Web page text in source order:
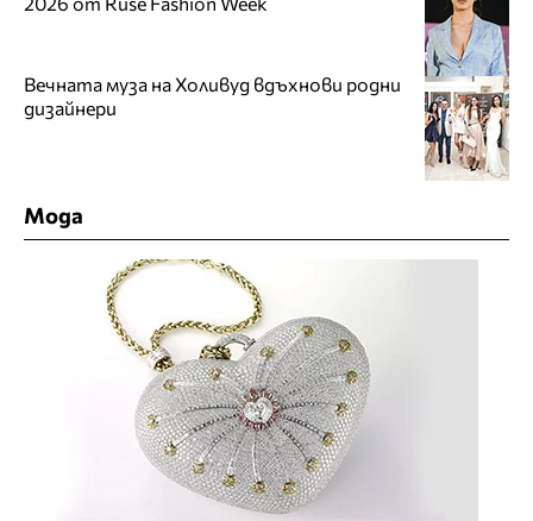
Вечната муза на Холивуд вдъхнови родни
дизайнери
Мода